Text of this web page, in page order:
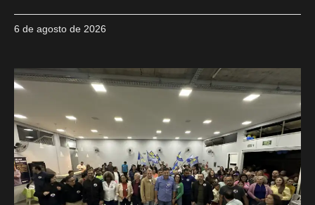
6 de agosto de 2026